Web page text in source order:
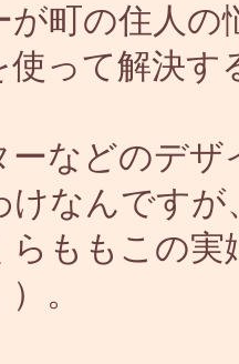
が町の住人
使って解決
ーなどのデ
けなんです
らももこの
。